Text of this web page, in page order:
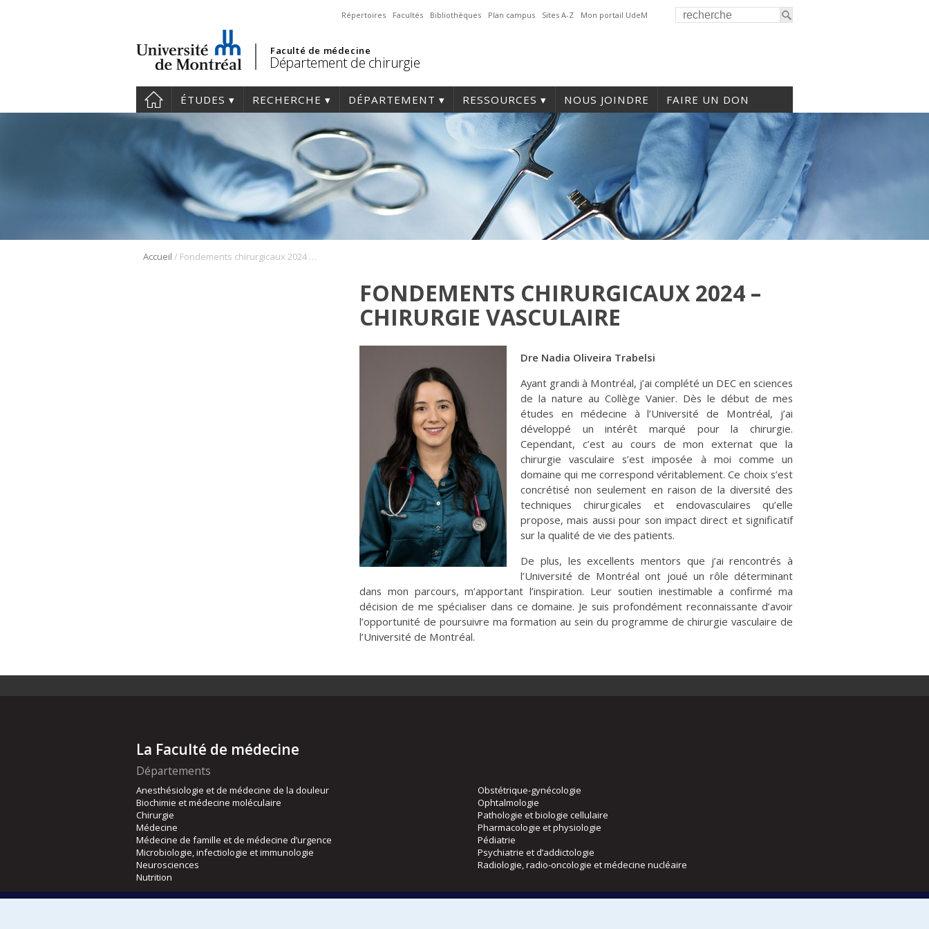
Répertoires Facultés Bibliothèques Plan campus Sites A-Z Mon portail UdeM
Faculté de médecine
Département de chirurgie
ÉTUDES RECHERCHE DÉPARTEMENT RESSOURCES NOUS JOINDRE FAIRE UN DON
Accueil / Fondements chirurgicaux 2024 – chirurgie vasculaire
FONDEMENTS CHIRURGICAUX 2024 –
CHIRURGIE VASCULAIRE
Dre Nadia Oliveira Trabelsi
Ayant grandi à Montréal, j’ai complété un DEC en sciences
de la nature au Collège Vanier. Dès le début de mes
études en médecine à l’Université de Montréal, j’ai
développé un intérêt marqué pour la chirurgie.
Cependant, c’est au cours de mon externat que la
chirurgie vasculaire s’est imposée à moi comme un
domaine qui me correspond véritablement. Ce choix s’est
concrétisé non seulement en raison de la diversité des
techniques chirurgicales et endovasculaires qu’elle
propose, mais aussi pour son impact direct et significatif
sur la qualité de vie des patients.
De plus, les excellents mentors que j’ai rencontrés à
l’Université de Montréal ont joué un rôle déterminant
dans mon parcours, m’apportant l’inspiration. Leur soutien inestimable a confirmé ma
décision de me spécialiser dans ce domaine. Je suis profondément reconnaissante d’avoir
l’opportunité de poursuivre ma formation au sein du programme de chirurgie vasculaire de
l’Université de Montréal.
La Faculté de médecine
Départements
Anesthésiologie et de médecine de la douleur
Biochimie et médecine moléculaire
Chirurgie
Médecine
Médecine de famille et de médecine d’urgence
Microbiologie, infectiologie et immunologie
Neurosciences
Nutrition
Obstétrique-gynécologie
Ophtalmologie
Pathologie et biologie cellulaire
Pharmacologie et physiologie
Pédiatrie
Psychiatrie et d’addictologie
Radiologie, radio-oncologie et médecine nucléaire